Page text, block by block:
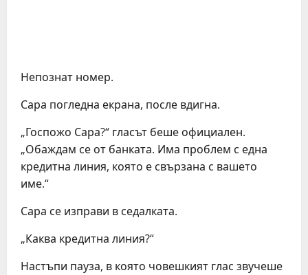
Непознат номер.
Сара погледна екрана, после вдигна.
„Госпожо Сара?“ гласът беше официален.
„Обаждам се от банката. Има проблем с една
кредитна линия, която е свързана с вашето
име.“
Сара се изправи в седалката.
„Каква кредитна линия?“
Настъпи пауза, в която човешкият глас звучеше